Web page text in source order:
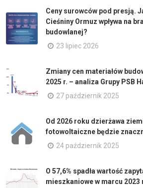
Ceny surowców pod presją.
Cieśniny Ormuz wpływa na
budowlanej?
23 lipiec 2026
Zmiany cen materiałów
2025 r. – analiza Grupy PSB
27 październik 2025
Od 2026 roku dzierżawa
fotowoltaiczne będzie
24 październik 2025
O 57,6% spadła wartość
mieszkaniowe w marcu 2023